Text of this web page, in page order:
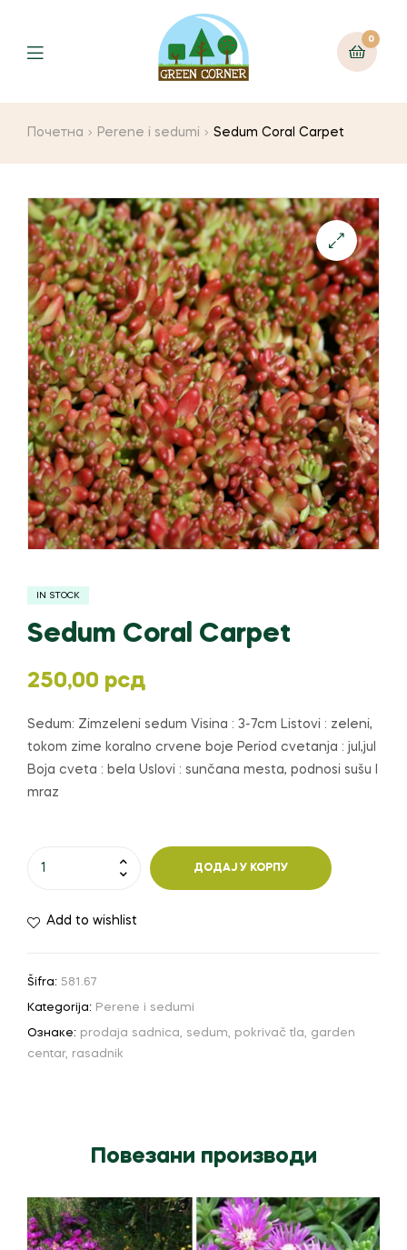
Menu
0
Почетна Perene i sedumi Sedum Coral Carpet
IN STOCK
Sedum Coral Carpet
250,00 рсд
Sedum: Zimzeleni sedum Visina : 3-7cm Listovi : zeleni,
tokom zime koralno crvene boje Period cvetanja : jul,jul
Boja cveta : bela Uslovi : sunčana mesta, podnosi sušu I
mraz
количина
ДОДАЈ У КОРПУ
Add to wishlist
Šifra: 581.67
Kategorija: Perene i sedumi
Ознаке: prodaja sadnica, sedum, pokrivač tla, garden
centar, rasadnik
Повезани производи